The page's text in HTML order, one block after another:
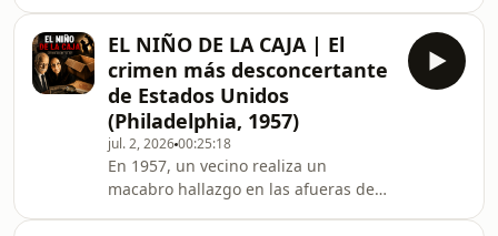
manipulado por un falso grupo
parapolicial que alimentó s
criminales más inquietantes de la
época.¿Quién era realmente Mary
Tuplin?¿Qué ocurrió antes de su
muerte?¿Por qué este caso continúa
despertando preguntas más de un
siglo después?A través de
documentos históricos, teorías e
investigación, reconstruimos uno de
esos expedientes olvidados q
EL NIÑO DE LA CAJA | El
crimen más desconcertante
de Estados Unidos
(Philadelphia, 1957)
jul. 2, 202600:25:18
En 1957, un vecino realiza un
macabro hallazgo en las afueras de